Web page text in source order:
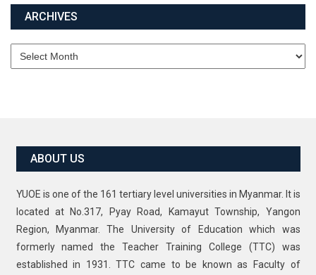
ARCHIVES
Archives
ABOUT US
YUOE is one of the 161 tertiary level universities in Myanmar. It is
located at No.317, Pyay Road, Kamayut Township, Yangon
Region, Myanmar. The University of Education which was
formerly named the Teacher Training College (TTC) was
established in 1931. TTC came to be known as Faculty of